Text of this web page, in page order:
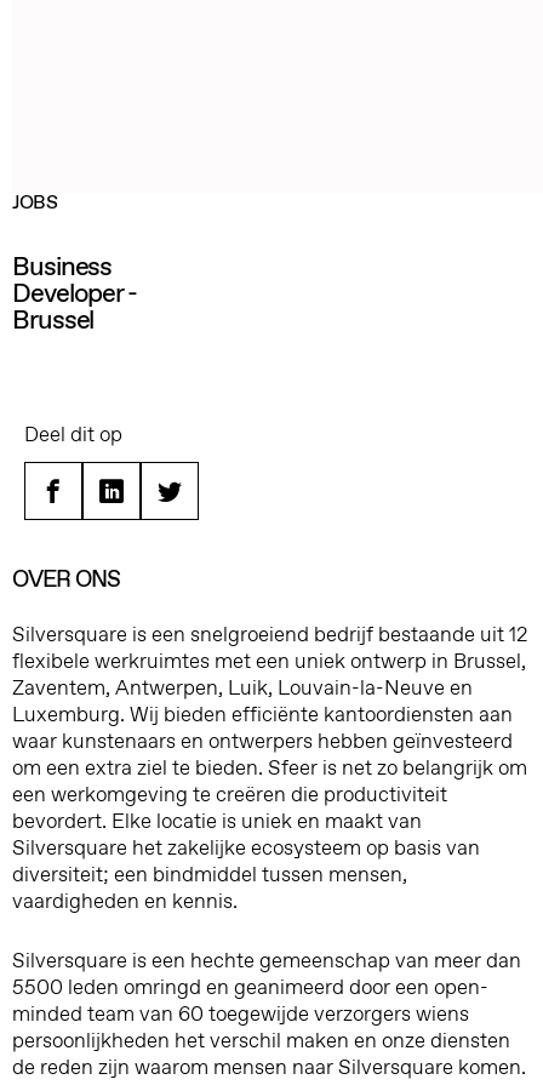
JOBS
Business
Developer -
Brussel
Deel dit op
FacebookLinkedinTwitter
OVER ONS
Silversquare is een snelgroeiend bedrijf bestaande uit 12
flexibele werkruimtes met een uniek ontwerp in Brussel,
Zaventem, Antwerpen, Luik, Louvain-la-Neuve en
Luxemburg. Wij bieden efficiënte kantoordiensten aan
waar kunstenaars en ontwerpers hebben geïnvesteerd
om een extra ziel te bieden. Sfeer is net zo belangrijk om
een werkomgeving te creëren die productiviteit
bevordert. Elke locatie is uniek en maakt van
Silversquare het zakelijke ecosysteem op basis van
diversiteit; een bindmiddel tussen mensen,
vaardigheden en kennis.
Silversquare is een hechte gemeenschap van meer dan
5500 leden omringd en geanimeerd door een open-
minded team van 60 toegewijde verzorgers wiens
persoonlijkheden het verschil maken en onze diensten
de reden zijn waarom mensen naar Silversquare komen.